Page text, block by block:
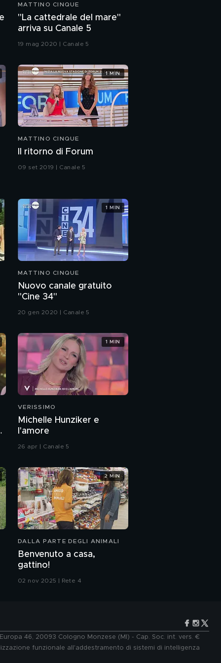
MATTINO CINQUE
"La cattedrale del mare"
arriva su Canale 5
19 mag 2020 | Canale 5
MATTINO CINQUE
Il ritorno di Forum
09 set 2019 | Canale 5
1 MIN
MATTINO CINQUE
Nuovo canale gratuito
"Cine 34"
20 gen 2020 | Canale 5
1 MIN
VERISSIMO
Michelle Hunziker e
l'amore
26 apr | Canale 5
1 MIN
DALLA PARTE DEGLI ANIMALI
Benvenuto a casa,
gattino!
02 nov 2025 | Rete 4
2 MIN
46, 20093 Cologno Monzese (MI) - Cap. Soc. int. vers. €
funzionale all'addestramento di sistemi di intelligenza